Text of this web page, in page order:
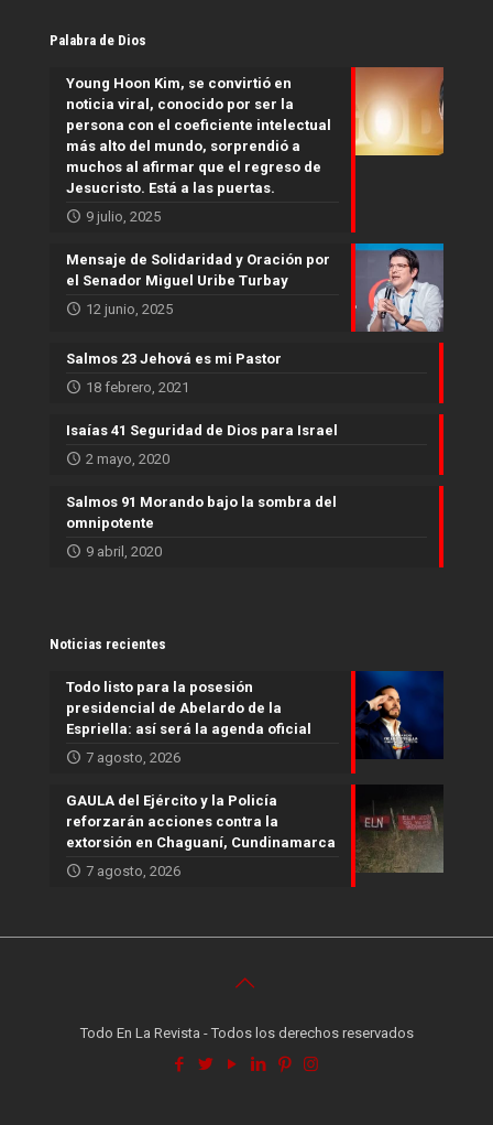
Palabra de Dios
Young Hoon Kim, se convirtió en
noticia viral, conocido por ser la
persona con el coeficiente intelectual
más alto del mundo, sorprendió a
muchos al afirmar que el regreso de
Jesucristo. Está a las puertas.
9 julio, 2025
Mensaje de Solidaridad y Oración por
el Senador Miguel Uribe Turbay
12 junio, 2025
Salmos 23 Jehová es mi Pastor
18 febrero, 2021
Isaías 41 Seguridad de Dios para Israel
2 mayo, 2020
Salmos 91 Morando bajo la sombra del
omnipotente
9 abril, 2020
Noticias recientes
Todo listo para la posesión
presidencial de Abelardo de la
Espriella: así será la agenda oficial
7 agosto, 2026
GAULA del Ejército y la Policía
reforzarán acciones contra la
extorsión en Chaguaní, Cundinamarca
7 agosto, 2026
Todo En La Revista - Todos los derechos reservados